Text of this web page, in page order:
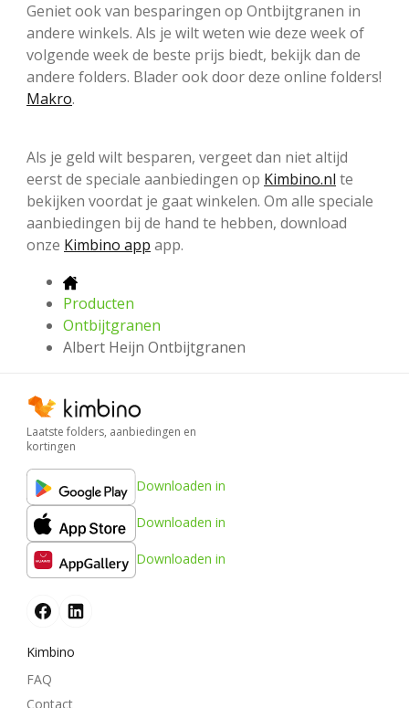
Geniet ook van besparingen op Ontbijtgranen in
andere winkels. Als je wilt weten wie deze week of
volgende week de beste prijs biedt, bekijk dan de
andere folders. Blader ook door deze online folders!
Makro.
Als je geld wilt besparen, vergeet dan niet altijd
eerst de speciale aanbiedingen op Kimbino.nl te
bekijken voordat je gaat winkelen. Om alle speciale
aanbiedingen bij de hand te hebben, download
onze Kimbino app app.
Producten
Ontbijtgranen
Albert Heijn Ontbijtgranen
Laatste folders, aanbiedingen en
kortingen
Downloaden in
Downloaden in
Downloaden in
Kimbino
FAQ
Contact